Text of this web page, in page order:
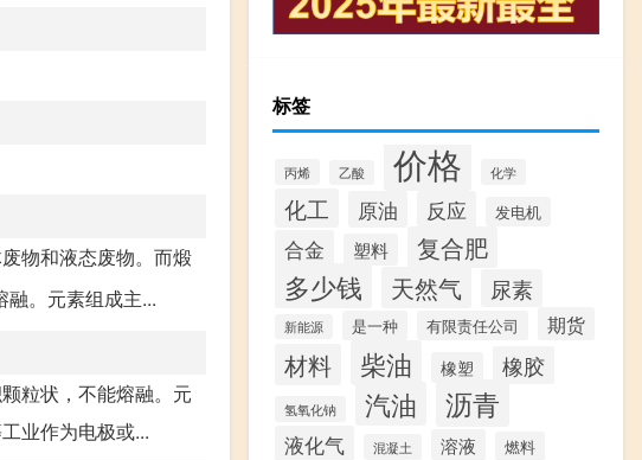
物和液态废物。而煅
融。元素组成主...
粒状，不能熔融。元
业作为电极或...
标签
丙烯 乙酸 价格 化学
化工 原油 反应 发电机
合金 塑料 复合肥
多少钱 天然气 尿素
新能源 是一种 有限责任公司 期货
材料 柴油 橡塑 橡胶
氢氧化钠 汽油 沥青
液化气 混凝土 溶液 燃料